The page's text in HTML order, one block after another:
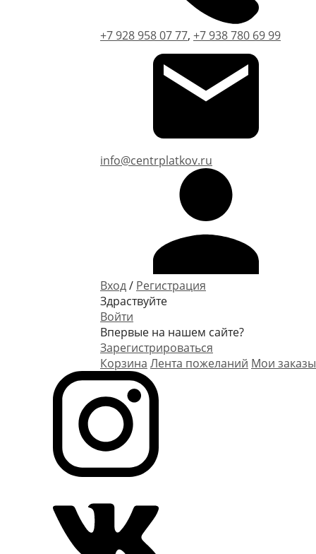
+7 928 958 07 77, +7 938 780 69 99
info@centrplatkov.ru
Вход/ Регистрация
Здраствуйте
Войти
Впервые на нашем сайте?
Зарегистрироваться
Корзина Лента пожеланий Мои заказы